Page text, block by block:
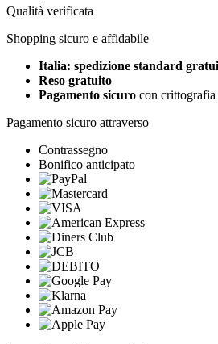
Qualità verificata
Shopping sicuro e affidabile
Italia: spedizione standard
Reso gratuito
Pagamento sicuro con crittografia
Pagamento sicuro attraverso
Contrassegno
Bonifico anticipato